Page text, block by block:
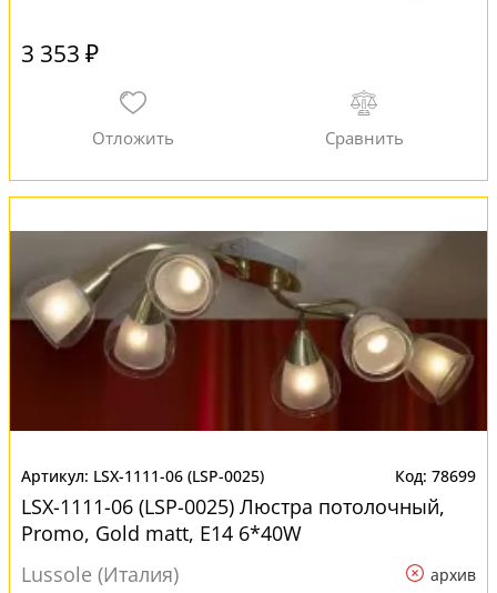
3 353 ₽
LSX-1111-06 (LSP-0025) 78699
LSX-1111-06 (LSP-0025) Люстра потолочный,
Promo, Gold matt, E14 6*40W
Lussole (Италия)
архив